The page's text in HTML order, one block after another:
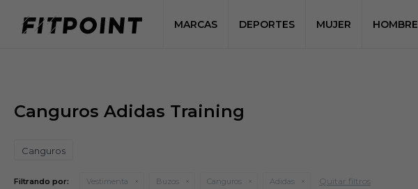
MARCAS DEPORTES MUJER HOMBRE
Canguros Adidas Training
Canguros
Filtrando por: Vestimenta Buzos Canguros Adidas Quitar filtros